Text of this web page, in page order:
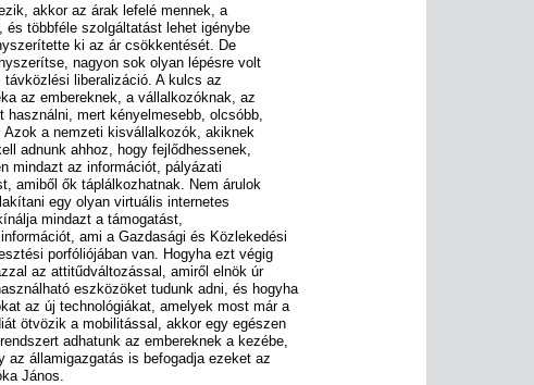
akkor az árak lefelé mennek, a
és többféle szolgáltatást lehet igénybe
ki az ár csökkentését. De
nagyon sok olyan lépésre volt
liberalizáció. A kulcs az
az embereknek, a vállalkozóknak, az
használni, mert kényelmesebb, olcsóbb,
a nemzeti kisvállalkozók, akiknek
adnunk ahhoz, hogy fejlődhessenek,
mindazt az információt, pályázati
amiből ők táplálkozhatnak. Nem árulok
egy olyan virtuális internetes
mindazt a támogatást,
ami a Gazdasági és Közlekedési
porfóliójában van. Hogyha ezt végig
az attitűdváltozással, amiről elnök úr
eszközöket tudunk adni, és hogyha
az új technológiákat, amelyek most már a
ötvözik a mobilitással, akkor egy egészen
adhatunk az embereknek a kezébe,
az államigazgatás is befogadja ezeket az
János.